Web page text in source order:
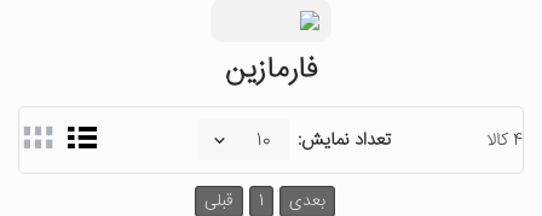
فارمازین
4 کالا تعداد نمایش:
قبلی 1 بعدی